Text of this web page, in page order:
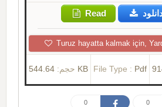
Read
Turuz hayatta kalmak için,
حجم: 544.64 KB File Type : Pdf
0 0